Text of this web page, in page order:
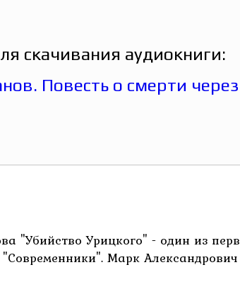
скачивания аудиокниги:
Урицкого" - один из
Марк